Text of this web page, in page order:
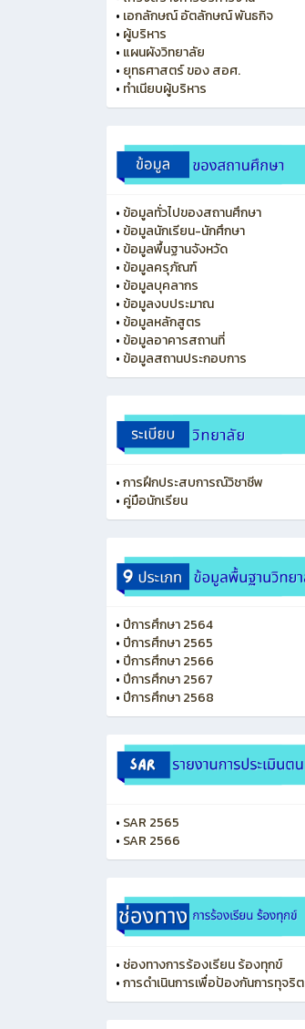
• เอกลักษณ์ อัตลักษณ์ พันธกิจ
• ผู้บริหาร
• แผนผังวิทยาลัย
• ยุทธศาสตร์ ของ สอศ.
• ทำเนียบผู้บริหาร
• ข้อมูลทั่วไปของสถานศึกษา
• ข้อมูลนักเรียน-นักศึกษา
• ข้อมูลพื้นฐานจังหวัด
• ข้อมูลครุภัณฑ์
• ข้อมูลบุคลากร
• ข้อมูลงบประมาณ
• ข้อมูลหลักสูตร
• ข้อมูลอาคารสถานที่
• ข้อมูลสถานประกอบการ
•การฝึกประสบการณ์วิชาชีพ
• คู่มือนักเรียน
• ปีการศึกษา 2564
• ปีการศึกษา 2565
• ปีการศึกษา 2566
• ปีการศึกษา 2567
• ปีการศึกษา 2568
• SAR 2565
• SAR 2566
• ช่องทางการร้องเรียน ร้องทุกข์
•การดำเนินการเพื่อป้องกันการทุจริต